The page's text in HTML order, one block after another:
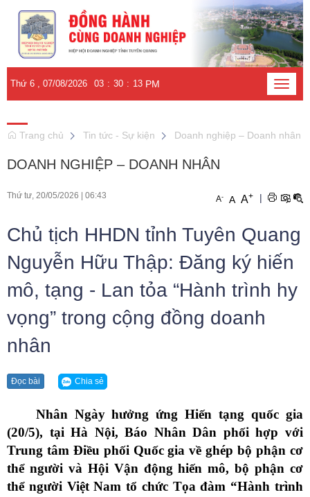
Toggle
Thứ 6 , 07/08/2026 03 : 30 : 14 PM
Trang chủ Tin tức - Sự kiện Doanh nghiệp – Doanh nhân
DOANH NGHIỆP – DOANH NHÂN
Thứ tư, 20/05/2026 | 06:43 A- A A+ |
Chủ tịch HHDN tỉnh Tuyên Quang
Nguyễn Hữu Thập: Đăng ký hiến
mô, tạng - Lan tỏa “Hành trình hy
vọng” trong cộng đồng doanh
nhân
Đọc bài Chia sẻ
Nhân Ngày hưởng ứng Hiến tạng quốc gia
(20/5), tại Hà Nội, Báo Nhân Dân phối hợp với
Trung tâm Điều phối Quốc gia về ghép bộ phận cơ
thể người và Hội Vận động hiến mô, bộ phận cơ
thể người Việt Nam tổ chức Tọa đàm “Hành trình